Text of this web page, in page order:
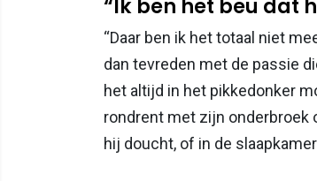
“Ik ben het beu dat
“Daar ben ik het totaal niet
dan tevreden met de passie
het altijd in het pikkedonker
rondrent met zijn onderbroek
hij doucht, of in de